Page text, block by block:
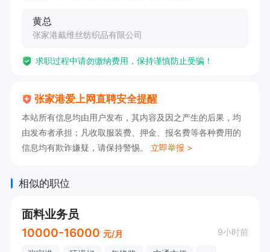
黄总
张家港戴维丝纺织品有限公司
求职过程中请勿缴纳费用，保持谨慎防止受骗！
张家港爱上网直聘安全提醒
本站所有信息均由用户发布，其内容及因之产生的后果，均
由发布者承担；凡收取服装费、押金、报名费等各种费用的
信息均有欺诈嫌疑，请保持警惕。 立即举报 >
相似的职位
面料业务员
10000-16000 元/月 9小时前